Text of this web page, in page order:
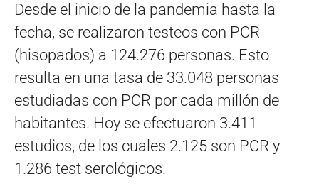
Desde el inicio de la pandemia hasta la
fecha, se realizaron testeos con PCR
(hisopados) a 124.276 personas. Esto
resulta en una tasa de 33.048 personas
estudiadas con PCR por cada millón de
habitantes. Hoy se efectuaron 3.411
estudios, de los cuales 2.125 son PCR y
1.286 test serológicos.